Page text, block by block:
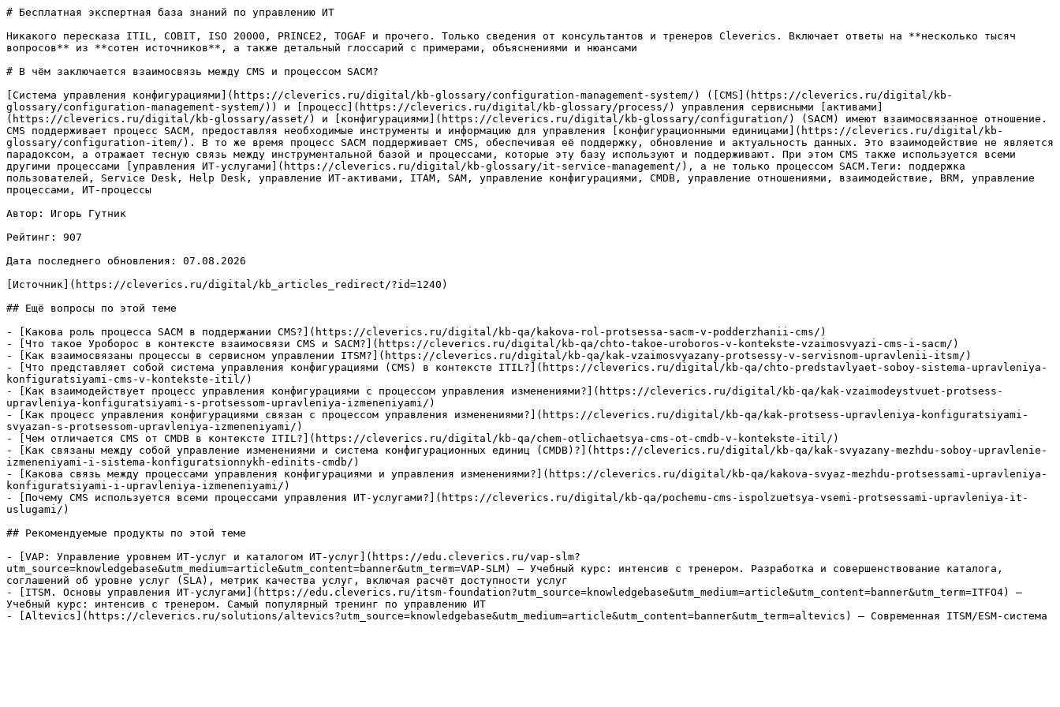
# Бесплатная экспертная база знаний по управлению ИТ
Никакого пересказа ITIL, COBIT, ISO 20000, PRINCE2, TOGAF и прочего. Только сведения от консультантов и тренеров Cleverics. Включает ответы на **несколько тысяч
вопросов** из **сотен источников**, а также детальный глоссарий с примерами, объяснениями и нюансами
# В чём заключается взаимосвязь между CMS и процессом SACM?
[Система управления конфигурациями](https://cleverics.ru/digital/kb-glossary/configuration-management-system/) ([CMS](https://cleverics.ru/digital/kb-
glossary/configuration-management-system/)) и [процесс](https://cleverics.ru/digital/kb-glossary/process/) управления сервисными [активами]
(https://cleverics.ru/digital/kb-glossary/asset/) и [конфигурациями](https://cleverics.ru/digital/kb-glossary/configuration/) (SACM) имеют взаимосвязанное отношение.
CMS поддерживает процесс SACM, предоставляя необходимые инструменты и информацию для управления [конфигурационными единицами](https://cleverics.ru/digital/kb-
glossary/configuration-item/). В то же время процесс SACM поддерживает CMS, обеспечивая её поддержку, обновление и актуальность данных. Это взаимодействие не является
парадоксом, а отражает тесную связь между инструментальной базой и процессами, которые эту базу используют и поддерживают. При этом CMS также используется всеми
другими процессами [управления ИТ-услугами](https://cleverics.ru/digital/kb-glossary/it-service-management/), а не только процессом SACM.Теги: поддержка
пользователей, Service Desk, Help Desk, управление ИТ-активами, ITAM, SAM, управление конфигурациями, CMDB, управление отношениями, взаимодействие, BRM, управление
процессами, ИТ-процессы
Автор: Игорь Гутник
Рейтинг: 907
Дата последнего обновления: 07.08.2026
[Источник](https://cleverics.ru/digital/kb_articles_redirect/?id=1240)
## Ещё вопросы по этой теме
- [Какова роль процесса SACM в поддержании CMS?](https://cleverics.ru/digital/kb-qa/kakova-rol-protsessa-sacm-v-podderzhanii-cms/)
- [Что такое Уроборос в контексте взаимосвязи CMS и SACM?](https://cleverics.ru/digital/kb-qa/chto-takoe-uroboros-v-kontekste-vzaimosvyazi-cms-i-sacm/)
- [Как взаимосвязаны процессы в сервисном управлении ITSM?](https://cleverics.ru/digital/kb-qa/kak-vzaimosvyazany-protsessy-v-servisnom-upravlenii-itsm/)
- [Что представляет собой система управления конфигурациями (CMS) в контексте ITIL?](https://cleverics.ru/digital/kb-qa/chto-predstavlyaet-soboy-sistema-upravleniya-
konfiguratsiyami-cms-v-kontekste-itil/)
- [Как взаимодействует процесс управления конфигурациями с процессом управления изменениями?](https://cleverics.ru/digital/kb-qa/kak-vzaimodeystvuet-protsess-
upravleniya-konfiguratsiyami-s-protsessom-upravleniya-izmeneniyami/)
- [Как процесс управления конфигурациями связан с процессом управления изменениями?](https://cleverics.ru/digital/kb-qa/kak-protsess-upravleniya-konfiguratsiyami-
svyazan-s-protsessom-upravleniya-izmeneniyami/)
- [Чем отличается CMS от CMDB в контексте ITIL?](https://cleverics.ru/digital/kb-qa/chem-otlichaetsya-cms-ot-cmdb-v-kontekste-itil/)
- [Как связаны между собой управление изменениями и система конфигурационных единиц (CMDB)?](https://cleverics.ru/digital/kb-qa/kak-svyazany-mezhdu-soboy-upravlenie-
izmeneniyami-i-sistema-konfiguratsionnykh-edinits-cmdb/)
- [Какова связь между процессами управления конфигурациями и управления изменениями?](https://cleverics.ru/digital/kb-qa/kakova-svyaz-mezhdu-protsessami-upravleniya-
konfiguratsiyami-i-upravleniya-izmeneniyami/)
- [Почему CMS используется всеми процессами управления ИТ-услугами?](https://cleverics.ru/digital/kb-qa/pochemu-cms-ispolzuetsya-vsemi-protsessami-upravleniya-it-
uslugami/)
## Рекомендуемые продукты по этой теме
- [VAP: Управление уровнем ИТ-услуг и каталогом ИТ-услуг](https://edu.cleverics.ru/vap-slm?
utm_source=knowledgebase&utm_medium=article&utm_content=banner&utm_term=VAP-SLM) — Учебный курс: интенсив с тренером. Разработка и совершенствование каталога,
соглашений об уровне услуг (SLA), метрик качества услуг, включая расчёт доступности услуг
- [ITSM. Основы управления ИТ-услугами](https://edu.cleverics.ru/itsm-foundation?utm_source=knowledgebase&utm_medium=article&utm_content=banner&utm_term=ITFO4) —
Учебный курс: интенсив с тренером. Самый популярный тренинг по управлению ИТ
- [Altevics](https://cleverics.ru/solutions/altevics?utm_source=knowledgebase&utm_medium=article&utm_content=banner&utm_term=altevics) — Современная ITSM/ESM-система